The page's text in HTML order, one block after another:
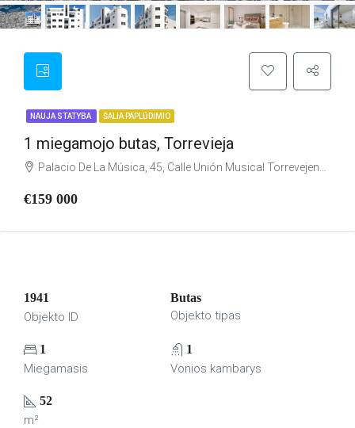
NAUJA STATYBA ŠALIA PAPLŪDIMIO
1 miegamojo butas, Torrevieja
Palacio De La Música, 45, Calle Unión Musical Torrevejense, Torrevieja, el Baix Segura / La Vega Baja, Alacant / Alicante, Comunitat Valenciana, 03182, España
€159 000
1941
Objekto ID
Butas
Objekto tipas
1
Miegamasis
1
Vonios kambarys
52
m²